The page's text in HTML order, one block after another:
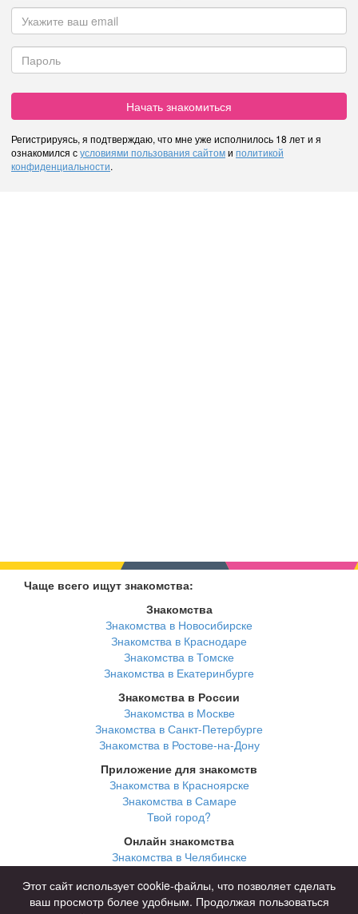
Начать знакомиться
Регистрируясь, я подтверждаю, что мне уже исполнилось 18 лет и я
ознакомился сусловиями пользования сайтоми политикой
конфиденциальности.
Чаще всего ищут знакомства:
Знакомства
Знакомства в Новосибирске
Знакомства в Краснодаре
Знакомства в Томске
Знакомства в Екатеринбурге
Знакомства в России
Знакомства в Москве
Знакомства в Санкт-Петербурге
Знакомства в Ростове-на-Дону
Приложение для знакомств
Знакомства в Красноярске
Знакомства в Самаре
Твой город?
Онлайн знакомства
Знакомства в Челябинске
Знакомства в Нижнем Новгороде
Этот сайт использует cookie-файлы, что позволяет сделать
ваш просмотр более удобным. Продолжая пользоваться